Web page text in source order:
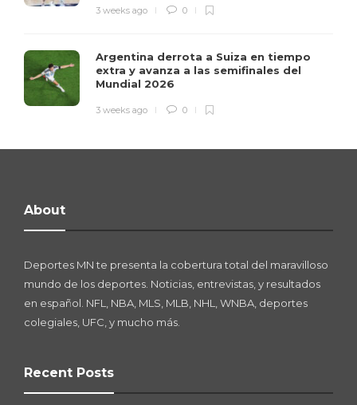
3 weeks ago 0
Argentina derrota a Suiza en tiempo
extra y avanza a las semifinales del
Mundial 2026
3 weeks ago 0
About
Deportes MN te presenta la cobertura total del maravilloso
mundo de los deportes. Noticias, entrevistas, y resultados
en español. NFL, NBA, MLS, MLB, NHL, WNBA, deportes
colegiales, UFC, y mucho más.
Recent Posts